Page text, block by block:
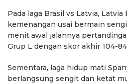
Pada laga Brasil vs Latvia,
kemenangan usai bermain
menit awal jalannya
Grup L dengan skor akhir 104-
Sementara, laga hidup mati
berlangsung sengit dan ketat